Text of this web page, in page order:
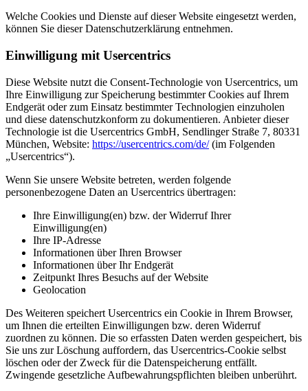
Welche Cookies und Dienste auf dieser Website eingesetzt werden,
können Sie dieser Datenschutzerklärung entnehmen.
Einwilligung mit Usercentrics
Diese Website nutzt die Consent-Technologie von Usercentrics, um
Ihre Einwilligung zur Speicherung bestimmter Cookies auf Ihrem
Endgerät oder zum Einsatz bestimmter Technologien einzuholen
und diese datenschutzkonform zu dokumentieren. Anbieter dieser
Technologie ist die Usercentrics GmbH, Sendlinger Straße 7, 80331
München, Website: https://usercentrics.com/de/(im Folgenden
„Usercentrics“).
Wenn Sie unsere Website betreten, werden folgende
personenbezogene Daten an Usercentrics übertragen:
Ihre Einwilligung(en) bzw. der Widerruf Ihrer
Einwilligung(en)
Ihre IP-Adresse
Informationen über Ihren Browser
Informationen über Ihr Endgerät
Zeitpunkt Ihres Besuchs auf der Website
Geolocation
Des Weiteren speichert Usercentrics ein Cookie in Ihrem Browser,
um Ihnen die erteilten Einwilligungen bzw. deren Widerruf
zuordnen zu können. Die so erfassten Daten werden gespeichert, bis
Sie uns zur Löschung auffordern, das Usercentrics-Cookie selbst
löschen oder der Zweck für die Datenspeicherung entfällt.
Zwingende gesetzliche Aufbewahrungspflichten bleiben unberührt.